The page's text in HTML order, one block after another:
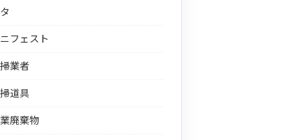
フェスト
業者
道具
廃棄物